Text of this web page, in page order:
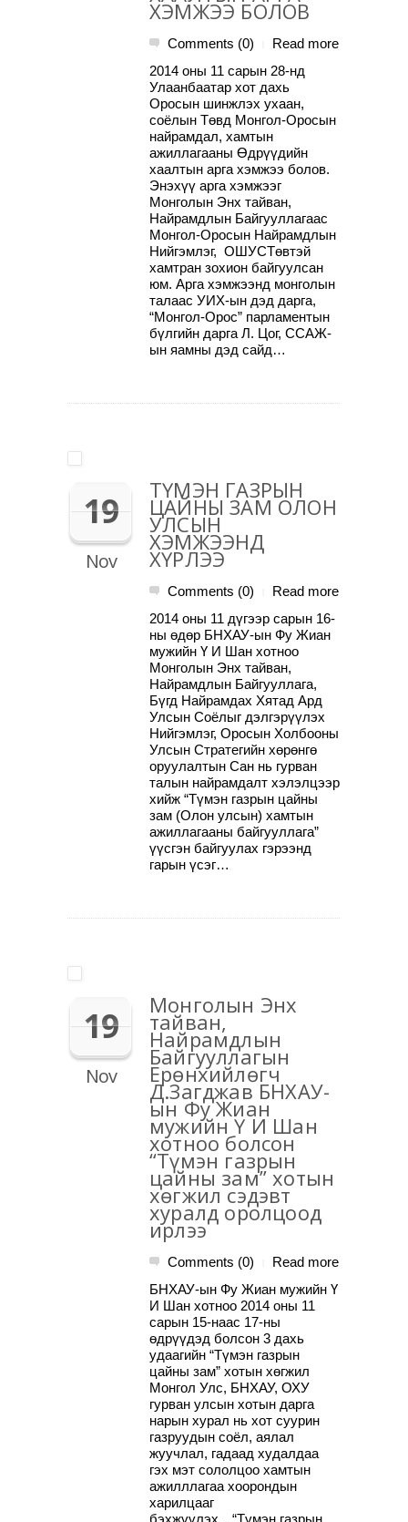
ХЭМЖЭЭ БОЛОВ
Comments (0)
Read more
2014 оны 11 сарын 28-нд
Улаанбаатар хот дахь
Оросын шинжлэх ухаан,
соёлын Төвд Монгол-Оросын
найрамдал, хамтын
ажиллагааны Өдрүүдийн
хаалтын арга хэмжээ болов.
Энэхүү арга хэмжээг
Монголын Энх тайван,
Найрамдлын Байгууллагаас
Монгол-Оросын Найрамдлын
Нийгэмлэг, ОШУСТөвтэй
хамтран зохион байгуулсан
юм. Арга хэмжээнд монголын
талаас УИХ-ын дэд дарга,
“Монгол-Орос” парламентын
бүлгийн дарга Л. Цог, ССАЖ-
ын яамны дэд сайд…
19
Nov
ТҮМЭН ГАЗРЫН
ЦАЙНЫ ЗАМ ОЛОН
УЛСЫН
ХЭМЖЭЭНД
ХҮРЛЭЭ
Comments (0)
Read more
2014 оны 11 дүгээр сарын 16-
ны өдөр БНХАУ-ын Фу Жиан
мужийн Ү И Шан хотноо
Монголын Энх тайван,
Найрамдлын Байгууллага,
Бүгд Найрамдах Хятад Ард
Улсын Соёлыг дэлгэрүүлэх
Нийгэмлэг, Оросын Холбооны
Улсын Стратегийн хөрөнгө
оруулалтын Сан нь гурван
талын найрамдалт хэлэлцээр
хийж “Түмэн газрын цайны
зам (Олон улсын) хамтын
ажиллагааны байгууллага”
үүсгэн байгуулах гэрээнд
гарын үсэг…
19
Nov
Монголын Энх
тайван,
Найрамдлын
Байгууллагын
Ерөнхийлөгч
Д.Загджав БНХАУ-
ын Фу Жиан
мужийн Ү И Шан
хотноо болсон
“Түмэн газрын
цайны зам” хотын
хөгжил сэдэвт
хуралд оролцоод
ирлээ
Comments (0)
Read more
БНХАУ-ын Фу Жиан мужийн Ү
И Шан хотноо 2014 оны 11
сарын 15-наас 17-ны
өдрүүдэд болсон 3 дахь
удаагийн “Түмэн газрын
цайны зам” хотын хөгжил
Монгол Улс, БНХАУ, ОХУ
гурван улсын хотын дарга
нарын хурал нь хот суурин
газруудын соёл, аялал
жуучлал, гадаад худалдаа
гэх мэт сололцоо хамтын
ажилллагаа хоорондын
харилцааг